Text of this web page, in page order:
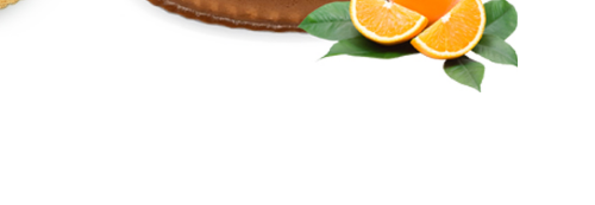
Bolos